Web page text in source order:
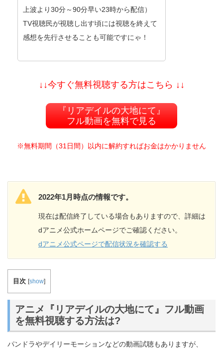
上波より30分～90分早い23時から配信）
TV視聴民が視聴し出す頃には視聴を終えて
感想を先行させることも可能ですにゃ！
↓↓今すぐ無料視聴する方はこちら ↓↓
『リアデイルの大地にて』
フル動画を無料で見る
※無料期間（31日間）以内に解約すればお金はかかりません
2022年1月時点の情報です。
現在は配信終了している場合もありますので、詳細は
dアニメ公式ホームページでご確認ください。
dアニメ公式ページで配信状況を確認する
目次 [show]
アニメ『リアデイルの大地にて』フル動画
を無料視聴する方法は?
パンドラやデイリーモーションなどの動画試聴もありますが、